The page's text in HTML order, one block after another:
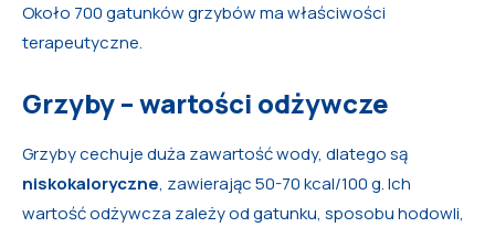
Około 700 gatunków grzybów ma właściwości
terapeutyczne.
Grzyby – wartości odżywcze
Grzyby cechuje duża zawartość wody, dlatego są
niskokaloryczne, zawierając 50-70 kcal/100 g. Ich
wartość odżywcza zależy od gatunku, sposobu hodowli,